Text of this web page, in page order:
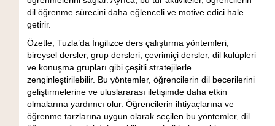
dil öğrenme sürecini daha eğlenceli ve motive edici hale
getirir.
Özetle, Tuzla’da İngilizce ders çalıştırma yöntemleri,
bireysel dersler, grup dersleri, çevrimiçi dersler, dil kulüpleri
ve konuşma grupları gibi çeşitli stratejilerle
zenginleştirilebilir. Bu yöntemler, öğrencilerin dil becerilerini
geliştirmelerine ve uluslararası iletişimde daha etkin
olmalarına yardımcı olur. Öğrencilerin ihtiyaçlarına ve
öğrenme tarzlarına uygun olarak seçilen bu yöntemler, dil